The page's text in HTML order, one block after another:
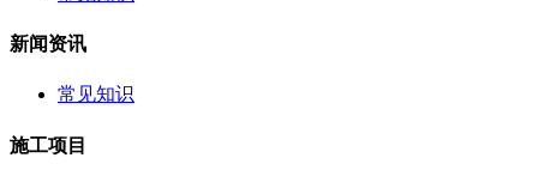
新闻资讯
常见知识
施工项目